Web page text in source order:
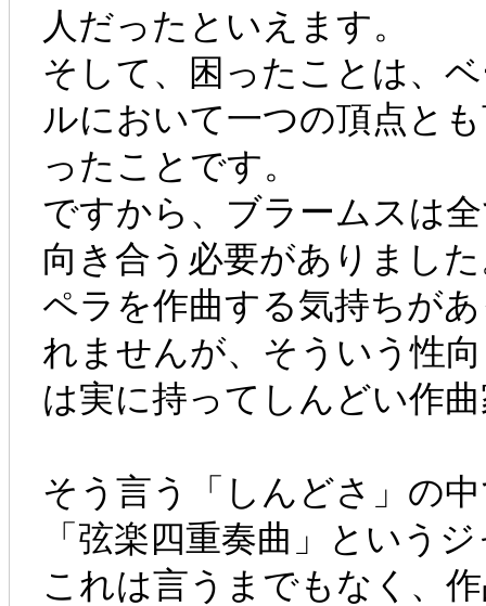
人だったといえます。
そして、困ったことは、
ルにおいて一つの頂点と
ったことです。
ですから、ブラームスは
向き合う必要がありまし
ペラを作曲する気持ちが
れませんが、そういう性
は実に持ってしんどい作
そう言う「しんどさ」の
「弦楽四重奏曲」という
これは言うまでもなく、